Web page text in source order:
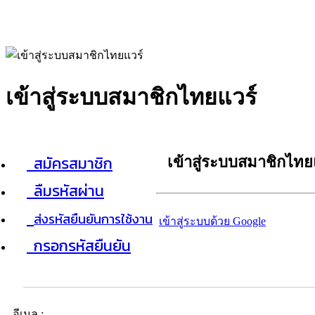
เข้าสู่ระบบสมาชิกไทยแวร์
สมัครสมาชิก
ลืมรหัสผ่าน
ส่งรหัสยืนยันการใช้งาน
กรอกรหัสยืนยัน
เข้าสู่ระบบสมาชิกไท
เข้าสู่ระบบด้วย Google